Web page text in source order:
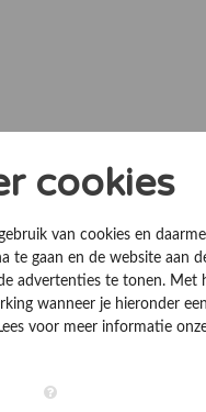
cookies
van cookies en
te gaan en de website aan
advertenties te tonen.
wanneer je hieronder
voor meer informatie